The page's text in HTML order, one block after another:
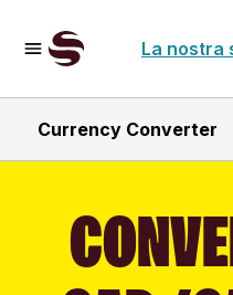
La nostra
Currency Converter